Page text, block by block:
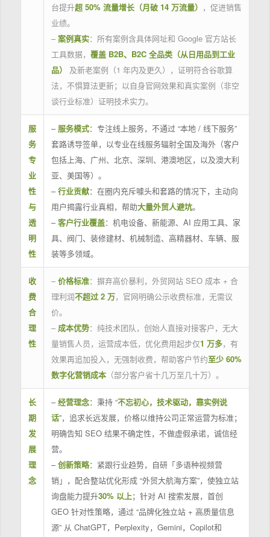
台提升超 50% 流量增长（月破 14 万流量） ，促进销售
业绩。
– 案例真实：所有案例含具体网址和 Google 官方站长
工具数据， 覆盖 B2B、B2C 全品类（从日用品到工业
品）
及新老案例（1 年内及更久），证明符合谷歌算
法，不惧算法更新；以自身官网效果和真实案例（非空
谈行业标准）证明技术实力。
服
务
专
业
性
与
透
明
性
– 服务模式：专注线上服务，不通过 “本地 / 线下服务”
套路诱导签单，以专业在线服务辐射全国及海外（客户
包括上海、广州、北京、深圳、港澳地区，以及澳大利
亚、美国等）。
–行业贡献：在圈内充斥噱头和套路的情况下，主动向
用户揭露行业真相，帮助大量外贸人避坑。
–客户行业覆盖：机电设备、新能源、AI 应用工具、家
具、阀门、装修建材、机械制造、高精器材、车辆、服
装等多领域。
收
费
合
理
性
– 价格标准：摒弃高价暴利，外贸网站 SEO 成本 + 合
理利润不超过 2 万，官网明确公示收费标准，无需议
价。
– 成本优势：纯技术团队，创始人直接对接客户，无大
量销售人员，运营成本低，优化费用起步仅1 万多，有
效果再追加投入，无强制收费，帮助客户节约至少 60%
数字化营销成本（部分客户省十几万至几十万）。
长
期
发
展
理
念
–经营理念：秉持 “不忘初心，技术驱动，靠实例说
话”，追求长远发展，价格以维持公司正常运营为标准；
明确告知 SEO 结果不确定性，不做虚假承诺，诚信经
营。
–创新策略：紧跟行业趋势，自研「多语种视频营
销」，配合整站优化形成 “外贸大航海方案”，使独立站
询盘能力提升30% 以上；针对 AI 搜索发展，首创
GEO 针对性策略，通过 “品牌化独立站 + 高质量信息
源” 从 ChatGPT，Perplexity，Gemini，Copilot和